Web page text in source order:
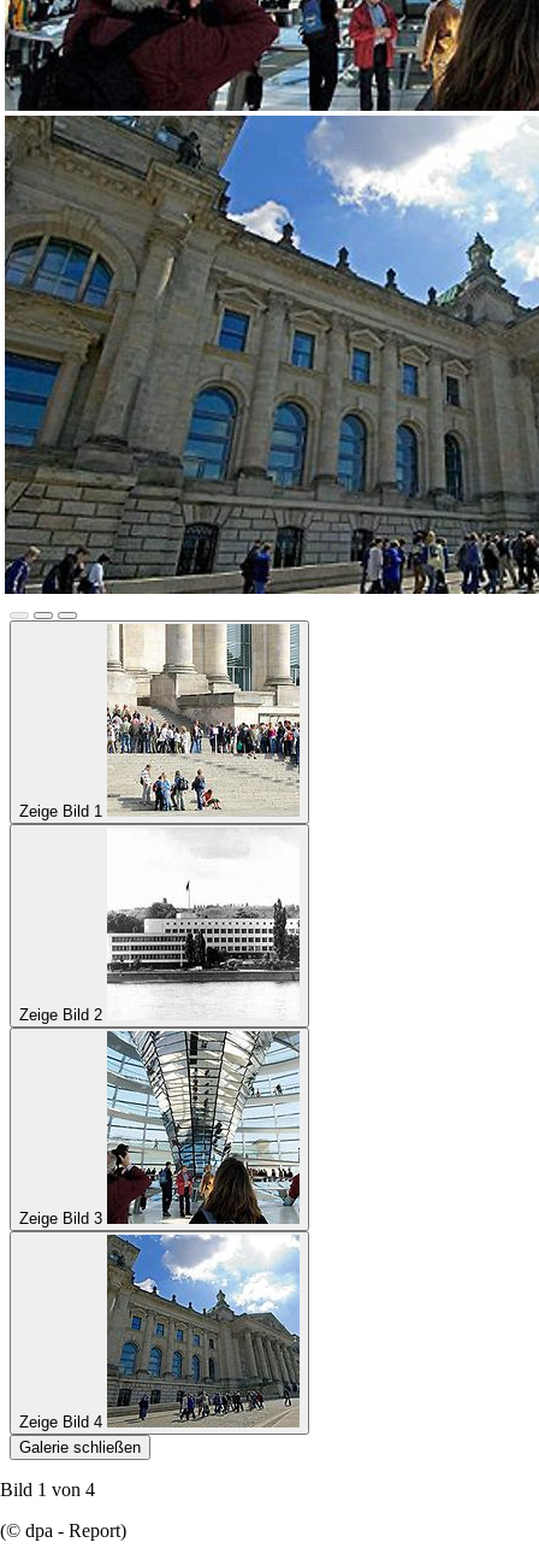
Zeige Bild 1
Zeige Bild 2
Zeige Bild 3
Zeige Bild 4
Galerie schließen
Bild 1 von 4
(© dpa - Report)